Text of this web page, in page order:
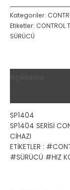
Kategoriler:
Etiketler: CONTROL
SÜRÜCÜ
SP1404
SP1404 SERİSİ
CİHAZI
ETİKETLER :
#SÜRÜCÜ #HIZ